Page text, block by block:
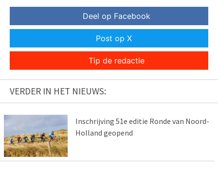
Deel op Facebook
Post op X
Tip de redactie
VERDER IN HET NIEUWS:
Inschrijving 51e editie Ronde van Noord-
Holland geopend